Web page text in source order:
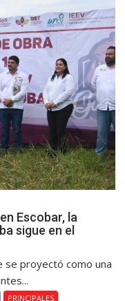
Escobar, la
sigue en el
se proyectó como una
PRINCIPALES